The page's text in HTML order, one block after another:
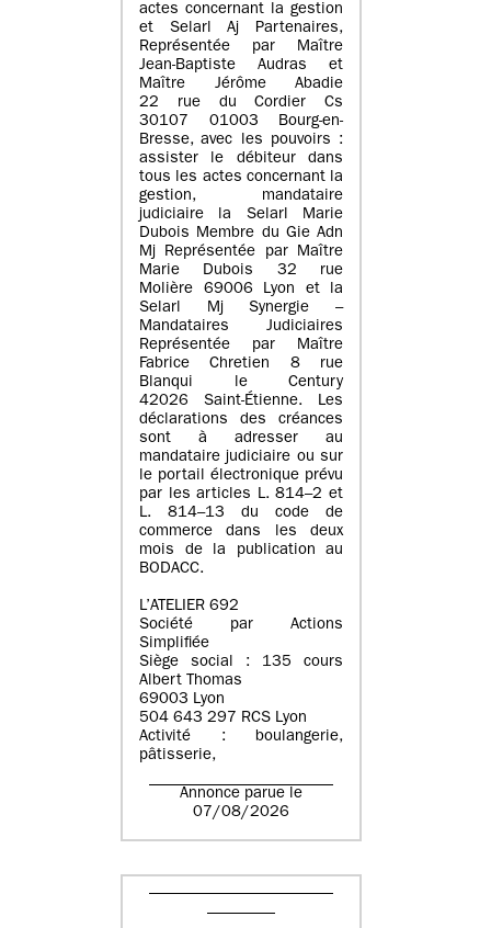
actes concernant la gestion
et Selarl Aj Partenaires,
Représentée par Maître
Jean-Baptiste Audras et
Maître Jérôme Abadie
22 rue du Cordier Cs
30107 01003 Bourg-en-
Bresse, avec les pouvoirs :
assister le débiteur dans
tous les actes concernant la
gestion, mandataire
judiciaire la Selarl Marie
Dubois Membre du Gie Adn
Mj Représentée par Maître
Marie Dubois 32 rue
Molière 69006 Lyon et la
Selarl Mj Synergie –
Mandataires Judiciaires
Représentée par Maître
Fabrice Chretien 8 rue
Blanqui le Century
42026 Saint-Étienne. Les
déclarations des créances
sont à adresser au
mandataire judiciaire ou sur
le portail électronique prévu
par les articles L. 814–2 et
L. 814–13 du code de
commerce dans les deux
mois de la publication au
BODACC.
L’ATELIER 692
Société par Actions
Simplifiée
Siège social : 135 cours
Albert Thomas
69003 Lyon
504 643 297 RCS Lyon
Activité : boulangerie,
pâtisserie,
Annonce parue le
07/08/2026